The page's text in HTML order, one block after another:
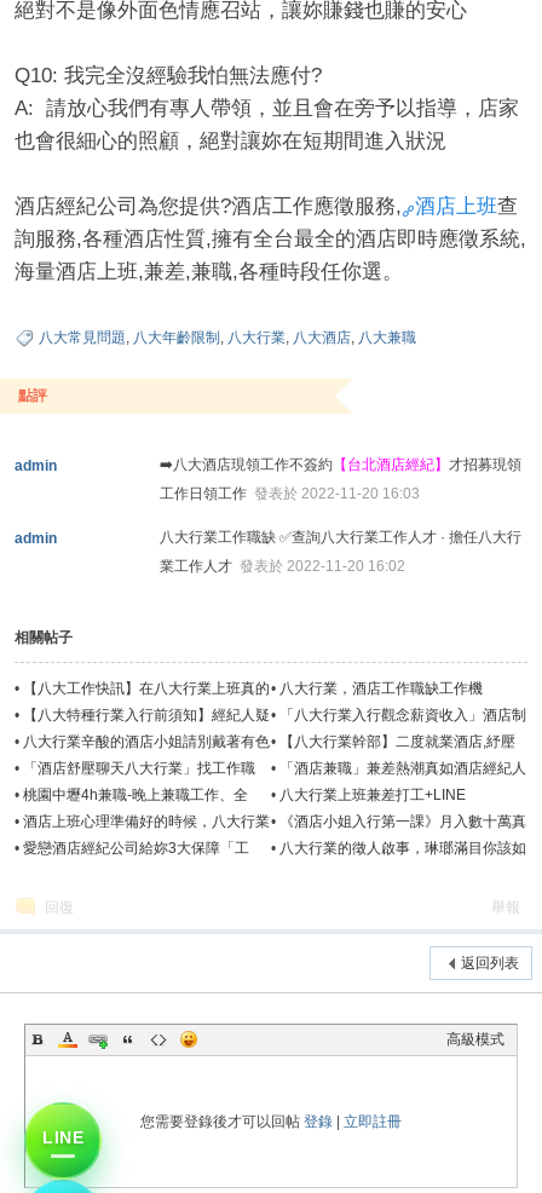
絕對不是像外面色情應召站，讓妳賺錢也賺的安心
Q10: 我完全沒經驗我怕無法應付?
A: 請放心我們有專人帶領，並且會在旁予以指導，店家
也會很細心的照顧，絕對讓妳在短期間進入狀況
酒店經紀公司為您提供?酒店工作應徵服務, 酒店上班查
詢服務,各種酒店性質,擁有全台最全的酒店即時應徵系統,
海量酒店上班,兼差,兼職,各種時段任你選。
八大常見問題, 八大年齡限制 , 八大行業, 八大酒店, 八大兼職
點評
admin ➡️八大酒店現領工作不簽約 【台北酒店經紀】 才招募現領
工作日領工作 發表於 2022-11-20 16:03
admin
八大行業工作職缺 ✅查詢八大行業工作人才 · 擔任八大行
業工作人才 發表於 2022-11-20 16:02
相關帖子
•
【八大工作快訊】在八大行業上班真的
可以免喝酒嗎?
• 八大行業，酒店工作職缺工作機
會-2024年9月
•
【八大特種行業入行前須知】經紀人疑
問大解答
•
「八大行業入行觀念薪資收入」酒店制
度規定、拒絕S、坐檯技巧
• 八大行業辛酸的酒店小姐請別戴著有色
眼鏡看待
•
【八大行業幹部】二度就業酒店,紓壓
會館,兼職讓應徵者最信賴的經紀人
•
「酒店舒壓聊天八大行業」找工作職
缺-2026年3月經紀公司推薦
•
「酒店兼職」兼差熱潮真如酒店經紀人
所說，輕鬆又好賺嗎？
• 桃園中壢4h兼職-晚上兼職工作、全
職、免喝酒、八大行業工作職缺
• 八大行業上班兼差打工+LINE
:0988067078微信: night078
• 酒店上班心理準備好的時候，八大行業
大門才會為妳開！
•
《酒店小姐入行第一課》月入數十萬真
是那麼好賺嗎？
• 愛戀酒店經紀公司給妳3大保障「工
• 八大行業的徵人啟事，琳瑯滿目你該如
回復 舉報
返回列表
高級模式
您需要登錄後才可以回帖 登錄 立即註冊
LINE